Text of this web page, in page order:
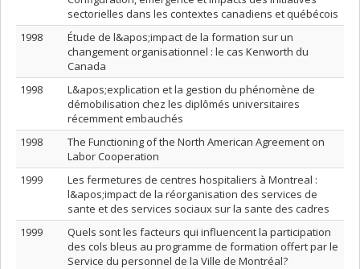
sectorielles dans les contextes canadiens et québécois
1998
Étude de l&apos;impact de la formation sur un
changement organisationnel : le cas Kenworth du
Canada
1998
L&apos;explication et la gestion du phénomène de
démobilisation chez les diplômés universitaires
récemment embauchés
1998
The Functioning of the North American Agreement on
Labor Cooperation
1999
Les fermetures de centres hospitaliers à Montreal :
l&apos;impact de la réorganisation des services de
sante et des services sociaux sur la sante des cadres
1999
Quels sont les facteurs qui influencent la participation
des cols bleus au programme de formation offert par le
Service du personnel de la Ville de Montréal?